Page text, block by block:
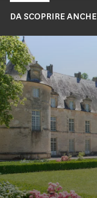
DA SCOPRIRE ANCHE